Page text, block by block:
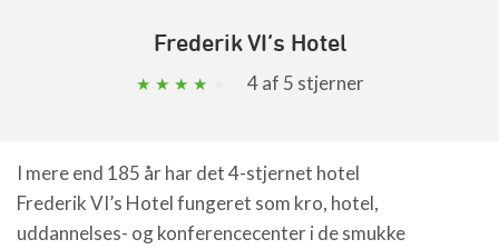
Frederik VI’s Hotel
4af 5 stjerner
I mere end 185 år har det 4-stjernet hotel
Frederik VI’s Hotel fungeret som kro, hotel,
uddannelses- og konferencecenter i de smukke